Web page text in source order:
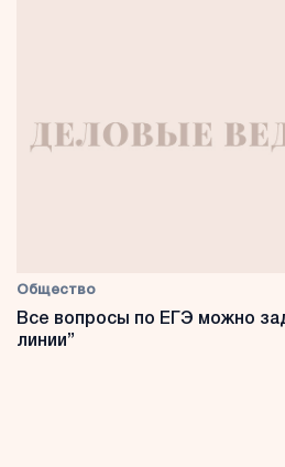
Общество
Все вопросы по ЕГЭ можно
линии”